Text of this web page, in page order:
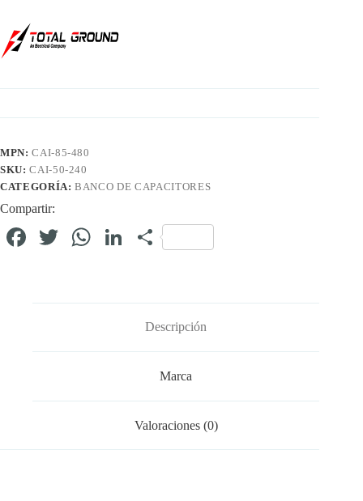
MPN:CAI-85-480
SKU:CAI-50-240
CATEGORÍA:BANCO DE CAPACITORES
Compartir:
Fa T
W
Li
In
C
pa
rti
r
Descripción
Marca
Valoraciones (0)